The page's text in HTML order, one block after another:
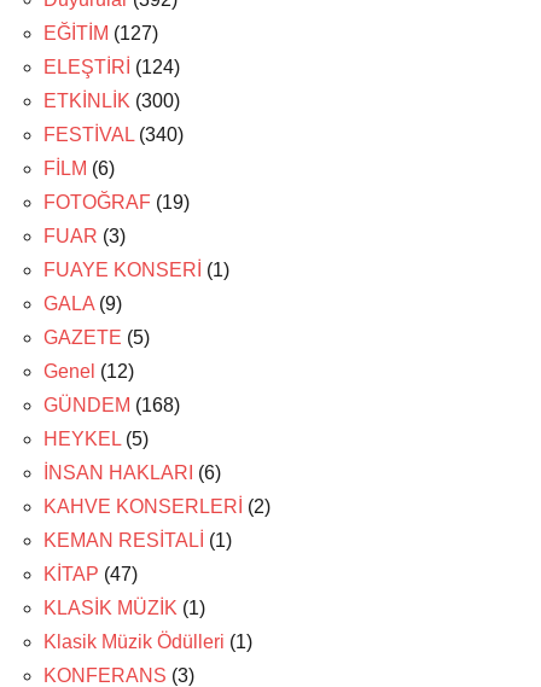
EĞİTİM (127)
ELEŞTİRİ (124)
ETKİNLİK (300)
FESTİVAL (340)
FİLM (6)
FOTOĞRAF (19)
FUAR (3)
FUAYE KONSERİ (1)
GALA (9)
GAZETE (5)
Genel (12)
GÜNDEM (168)
HEYKEL (5)
İNSAN HAKLARI (6)
KAHVE KONSERLERİ (2)
KEMAN RESİTALİ (1)
KİTAP (47)
KLASİK MÜZİK (1)
Klasik Müzik Ödülleri (1)
KONFERANS (3)